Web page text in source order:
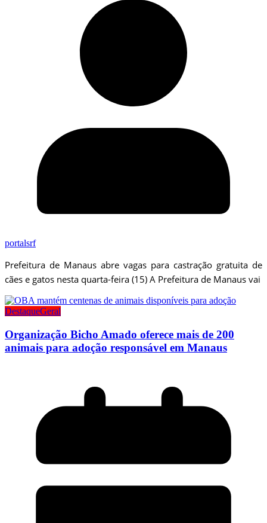
portalsrf
Prefeitura de Manaus abre vagas para castração gratuita de
cães e gatos nesta quarta-feira (15) A Prefeitura de Manaus vai
DestaqueGeral
Organização Bicho Amado oferece mais de 200
animais para adoção responsável em Manaus